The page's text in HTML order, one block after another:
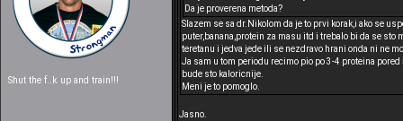
Shut the f..k up and train!!!
Da je proverena metoda?
Slazem se sa dr.Nikolom da je to prvi korak,i ako se
puter,banana,protein za masu itd i trebalo bi da se
teretanu i jedva jede ili se nezdravo hrani onda ni ne
Ja sam u tom periodu recimo pio po 3-4 proteina
bude sto kaloricnije.
Meni je to pomoglo.
Jasno.